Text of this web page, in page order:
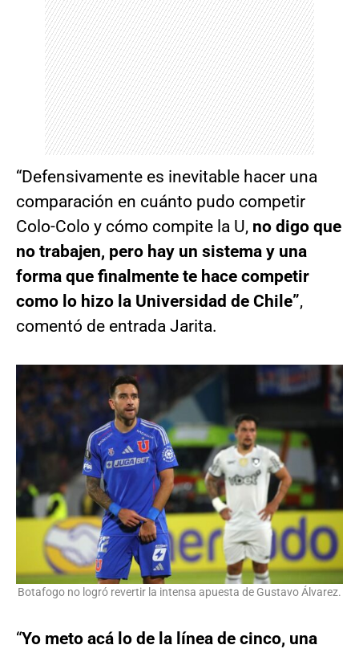
“Defensivamente es inevitable hacer una
comparación en cuánto pudo competir
Colo-Colo y cómo compite la U, no digo que
no trabajen, pero hay un sistema y una
forma que finalmente te hace competir
como lo hizo la Universidad de Chile”,
comentó de entrada Jarita.
Botafogo no logró revertir la intensa apuesta de Gustavo Álvarez.
“Yo meto acá lo de la línea de cinco, una